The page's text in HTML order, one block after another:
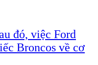
đó, việc Ford
Broncos về cơ